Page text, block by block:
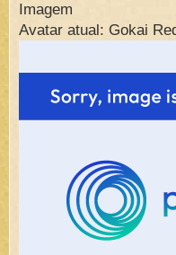
Avatar atual: Gokai